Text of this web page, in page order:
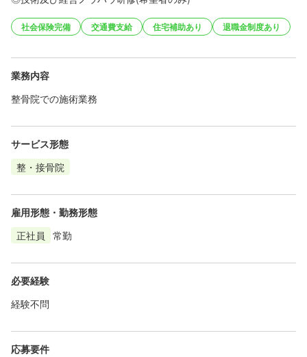
社会保険完備 交通費支給 住宅補助あり 退職金制度あり
業務内容
整骨院での施術業務
サービス形態
整・接骨院
雇用形態・勤務形態
正社員
常勤
必要経験
経験不問
応募要件